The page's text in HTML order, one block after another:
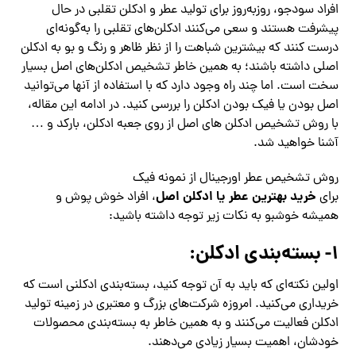
افراد سودجو، روزبه‌روز برای تولید عطر و ادکلن تقلبی در حال
پیشرفت هستند و سعی می‌کنند ادکلن‌های تقلبی را به‌گونه‌ای
درست کنند که بیشترین شباهت را از نظر ظاهر و رنگ و بو به ادکلن
اصلی داشته باشند؛ به همین خاطر تشخیص ادکلن‌های اصل بسیار
سخت است. اما چند راه وجود دارد که با استفاده از آنها می‌توانید
اصل بودن یا فیک بودن ادکلن را بررسی کنید. در ادامه این مقاله،
با روش تشخیص ادکلن های اصل از روی جعبه ادکلن، بارکد و …
آشنا خواهید شد.
روش تشخیص عطر اورجینال از نمونه فیک
برای خرید بهترین عطر یا ادکلن اصل، افراد خوش پوش و
همیشه خوشبو به نکات زیر توجه داشته باشید:
۱- بسته‌بندی ادکلن:
اولین نکته‌ای که باید به آن توجه کنید، بسته‌بندی ادکلنی است که
خریداری می‌کنید. امروزه شرکت‌های بزرگ و معتبری در زمینه تولید
ادکلن فعالیت می‌کنند و به همین خاطر به بسته‌بندی محصولات
خودشان، اهمیت بسیار زیادی می‌دهند.